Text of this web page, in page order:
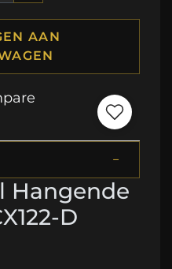
AAN
Hangende
D